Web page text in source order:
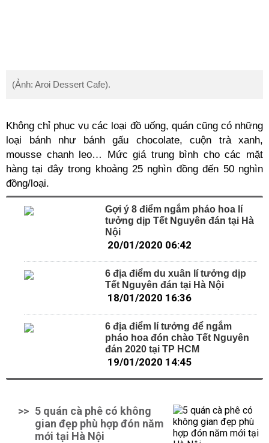
(Ảnh: Aroi Dessert Cafe).
Không chỉ phục vụ các loại đồ uống, quán cũng có những
loại bánh như bánh gấu chocolate, cuộn trà xanh,
mousse chanh leo… Mức giá trung bình cho các mặt
hàng tại đây trong khoảng 25 nghìn đồng đến 50 nghìn
đồng/loại.
Gợi ý 8 điểm ngắm pháo hoa lí
tưởng dịp Tết Nguyên đán tại Hà
Nội
20/01/2020 06:42
6 địa điểm du xuân lí tưởng dịp
Tết Nguyên đán tại Hà Nội
18/01/2020 16:36
6 địa điểm lí tưởng để ngắm
pháo hoa đón chào Tết Nguyên
đán 2020 tại TP HCM
19/01/2020 14:45
>> 5 quán cà phê có không
gian đẹp phù hợp đón năm
mới tại Hà Nội